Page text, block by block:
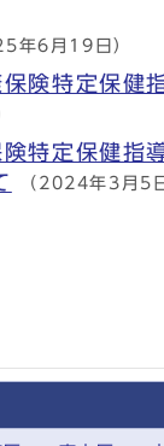
年6月19日）
険特定保健
特定保健指
（2024年3月5